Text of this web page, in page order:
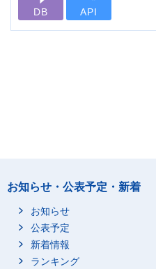
DB API
お知らせ・公表予定・新着
お知らせ
公表予定
新着情報
ランキング